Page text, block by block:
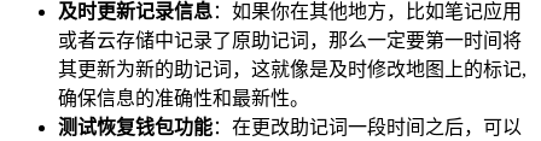
及时更新记录信息：如果你在其他地方，比如笔记应用
或者云存储中记录了原助记词，那么一定要第一时间将
其更新为新的助记词，这就像是及时修改地图上的标记,
确保信息的准确性和最新性。
测试恢复钱包功能：在更改助记词一段时间之后，可以